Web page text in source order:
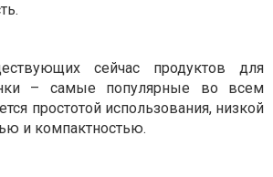
сейчас продуктов для
– самые популярные во всем
простотой использования, низкой
и компактностью.